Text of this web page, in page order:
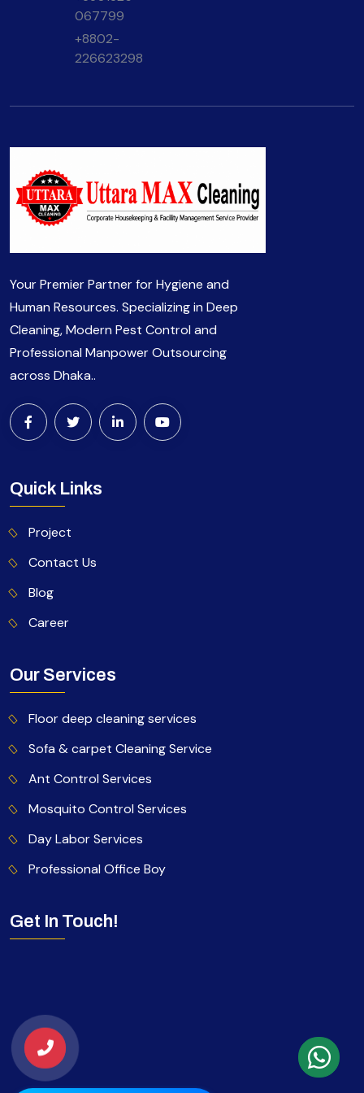
067799
+8802-
226623298
Your Premier Partner for Hygiene and
Human Resources. Specializing in Deep
Cleaning, Modern Pest Control and
Professional Manpower Outsourcing
across Dhaka..
Quick Links
Project
Contact Us
Blog
Career
Our Services
Floor deep cleaning services
Sofa & carpet Cleaning Service
Ant Control Services
Mosquito Control Services
Day Labor Services
Professional Office Boy
Get In Touch!